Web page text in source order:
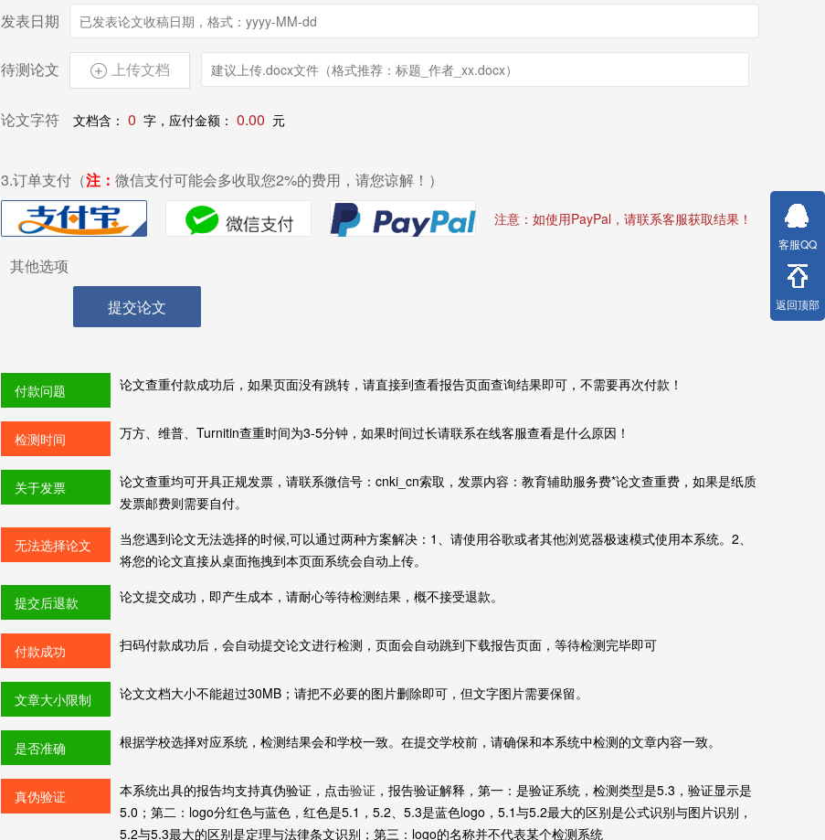
发表日期
待测论文  上传文档
论文字符 文档含： 0 字，应付金额： 0.00 元
3.订单支付（注： 微信支付可能会多收取您2%的费用，请您谅解！）
注意：如使用PayPal，请联系客服获取结果！
其他选项
提交论文
付款问题 论文查重付款成功后，如果页面没有跳转，请直接到查看报告页面查询结果即可，不需要再次付款！
检测时间 万方、维普、Turnitin查重时间为3-5分钟，如果时间过长请联系在线客服查看是什么原因！
关于发票
论文查重均可开具正规发票，请联系微信号：cnki_cn索取，发票内容：教育辅助服务费*论文查重费，如果是纸质
发票邮费则需要自付。
无法选择论文
当您遇到论文无法选择的时候,可以通过两种方案解决：1、请使用谷歌或者其他浏览器极速模式使用本系统。2、
将您的论文直接从桌面拖拽到本页面系统会自动上传。
提交后退款 论文提交成功，即产生成本，请耐心等待检测结果，概不接受退款。
付款成功 扫码付款成功后，会自动提交论文进行检测，页面会自动跳到下载报告页面，等待检测完毕即可
文章大小限制 论文文档大小不能超过30MB；请把不必要的图片删除即可，但文字图片需要保留。
是否准确 根据学校选择对应系统，检测结果会和学校一致。在提交学校前，请确保和本系统中检测的文章内容一致。
真伪验证 本系统出具的报告均支持真伪验证，点击验证 ，报告验证解释，第一：是验证系统，检测类型是5.3，验证显示是
5.0；第二：logo分红色与蓝色，红色是5.1，5.2、5.3是蓝色logo，5.1与5.2最大的区别是公式识别与图片识别，
5.2与5.3最大的区别是定理与法律条文识别；第三：logo的名称并不代表某个检测系统
客服QQ
返回顶部